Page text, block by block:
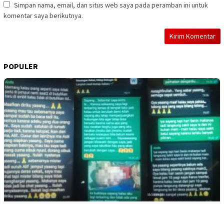
Simpan nama, email, dan situs web saya pada peramban ini untuk
komentar saya berikutnya.
POPULER